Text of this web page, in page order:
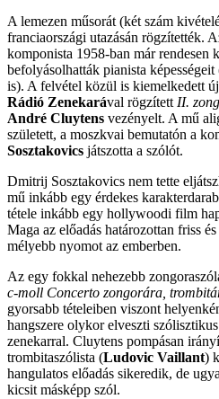
A lemezen műsorát (két szám
franciaországi utazásán rögzítették.
komponista 1958-ban már rendesen
befolyásolhatták pianista
is). A felvétel közül is kiemelkedett
Rádió Zenekarával rögzítettII.
André Cluytens vezényelt. A mű
született, a moszkvai bemutatón a
Sosztakovics játszotta a szólót.
Dmitrij Sosztakovics nem tette
mű inkább egy érdekes
tétele inkább egy hollywoodi film
Maga az előadás határozottan friss
mélyebb nyomot az emberben.
Az egy fokkal nehezebb
c-moll Concerto zongorára,
gyorsabb tételeiben viszont
hangszere olykor elveszti
zenekarral. Cluytens pompásan
trombitaszólista (Ludovic Vaillant)
hangulatos előadás sikeredik, de
kicsit másképp szól.